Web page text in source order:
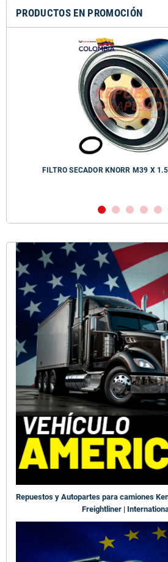
PRODUCTOS EN PROMOCIÓN
FILTRO SECADOR KNORR M39 X
Repuestos y Autopartes para camiones
Freightliner |